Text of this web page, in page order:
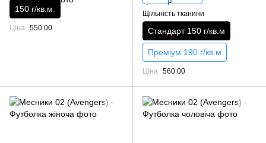
150 г/кв.м.
Ціна 550.00
Щільність тканини
Стандарт 150 г/кв.м
Преміум 190 г/кв.м
Ціна 560.00